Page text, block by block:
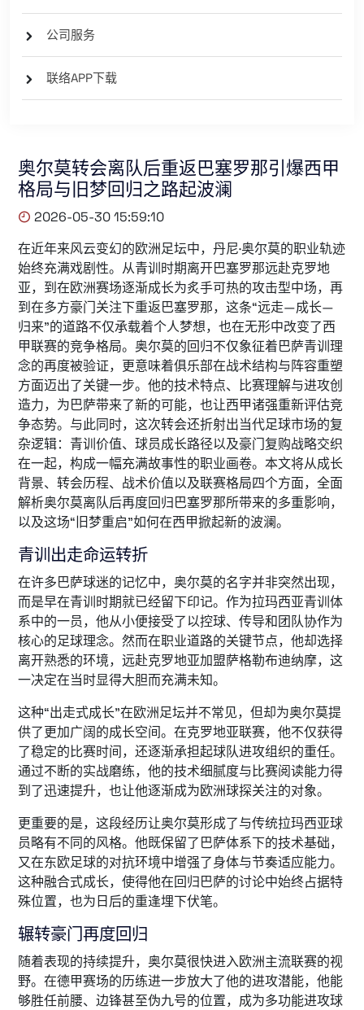
公司服务
联络APP下载
奥尔莫转会离队后重返巴塞罗那引爆西甲
格局与旧梦回归之路起波澜
2026-05-30 15:59:10
在近年来风云变幻的欧洲足坛中，丹尼·奥尔莫的职业轨迹
始终充满戏剧性。从青训时期离开巴塞罗那远赴克罗地
亚，到在欧洲赛场逐渐成长为炙手可热的攻击型中场，再
到在多方豪门关注下重返巴塞罗那，这条“远走—成长—
归来”的道路不仅承载着个人梦想，也在无形中改变了西
甲联赛的竞争格局。奥尔莫的回归不仅象征着巴萨青训理
念的再度被验证，更意味着俱乐部在战术结构与阵容重塑
方面迈出了关键一步。他的技术特点、比赛理解与进攻创
造力，为巴萨带来了新的可能，也让西甲诸强重新评估竞
争态势。与此同时，这次转会还折射出当代足球市场的复
杂逻辑：青训价值、球员成长路径以及豪门复购战略交织
在一起，构成一幅充满故事性的职业画卷。本文将从成长
背景、转会历程、战术价值以及联赛格局四个方面，全面
解析奥尔莫离队后再度回归巴塞罗那所带来的多重影响，
以及这场“旧梦重启”如何在西甲掀起新的波澜。
青训出走命运转折
在许多巴萨球迷的记忆中，奥尔莫的名字并非突然出现，
而是早在青训时期就已经留下印记。作为拉玛西亚青训体
系中的一员，他从小便接受了以控球、传导和团队协作为
核心的足球理念。然而在职业道路的关键节点，他却选择
离开熟悉的环境，远赴克罗地亚加盟萨格勒布迪纳摩，这
一决定在当时显得大胆而充满未知。
这种“出走式成长”在欧洲足坛并不常见，但却为奥尔莫提
供了更加广阔的成长空间。在克罗地亚联赛，他不仅获得
了稳定的比赛时间，还逐渐承担起球队进攻组织的重任。
通过不断的实战磨练，他的技术细腻度与比赛阅读能力得
到了迅速提升，也让他逐渐成为欧洲球探关注的对象。
更重要的是，这段经历让奥尔莫形成了与传统拉玛西亚球
员略有不同的风格。他既保留了巴萨体系下的技术基础，
又在东欧足球的对抗环境中增强了身体与节奏适应能力。
这种融合式成长，使得他在回归巴萨的讨论中始终占据特
殊位置，也为日后的重逢埋下伏笔。
辗转豪门再度回归
随着表现的持续提升，奥尔莫很快进入欧洲主流联赛的视
野。在德甲赛场的历练进一步放大了他的进攻潜能，他能
够胜任前腰、边锋甚至伪九号的位置，成为多功能进攻球